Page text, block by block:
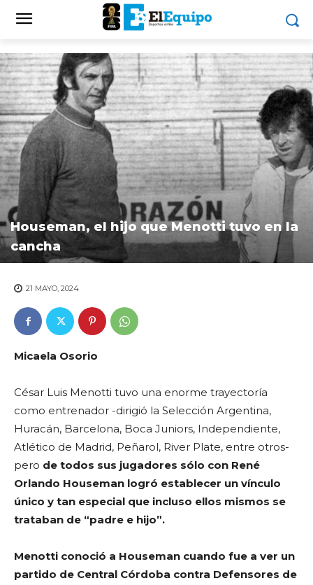
Houseman, el hijo que Menotti tuvo en la
cancha
21 MAYO, 2024
Micaela Osorio
César Luis Menotti tuvo una enorme trayectoría
como entrenador -dirigió la Selección Argentina,
Huracán, Barcelona, Boca Juniors, Independiente,
Atlético de Madrid, Peñarol, River Plate, entre otros-
pero de todos sus jugadores sólo con René
Orlando Houseman logró establecer un vínculo
único y tan especial que incluso ellos mismos se
trataban de “padre e hijo”.
Menotti conoció a Houseman cuando fue a ver un
partido de Central Córdoba contra Defensores de